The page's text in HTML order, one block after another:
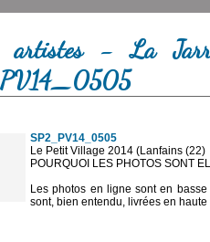
artistes - La
SP2_PV14_0505
Le Petit Village 2014 (Lanfains (22)
POURQUOI LES PHOTOS SONT
Les photos en ligne sont en
sont, bien entendu, livrées en